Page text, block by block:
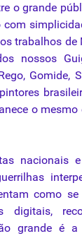
o grande
com
trabalhos de
nossos
Gomide,
pintores
o mesmo
nacionais e
como se
digitais,
grande é a